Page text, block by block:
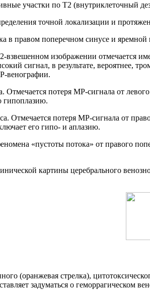
участки по Т2 (внутриклеточный
точной локализации и
в правом поперечном синусе и яремной
взвешенном изображении
сигнал, в результате, вероятнее,
венографии.
Отмечается потеря МР-сигнала от
гипоплазию.
Отмечается потеря МР-сигнала от
его гипо- и аплазию.
«пустоты потока» от правого
картины церебрального
(оранжевая стрелка),
задуматься о